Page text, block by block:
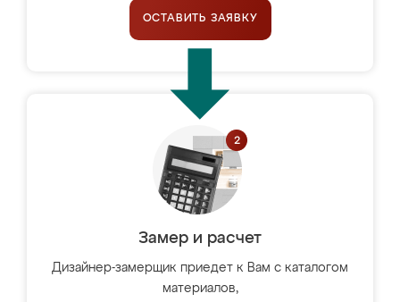
ОСТАВИТЬ ЗАЯВКУ
Замер и расчет
Дизайнер-замерщик приедет к Вам с каталогом
материалов,